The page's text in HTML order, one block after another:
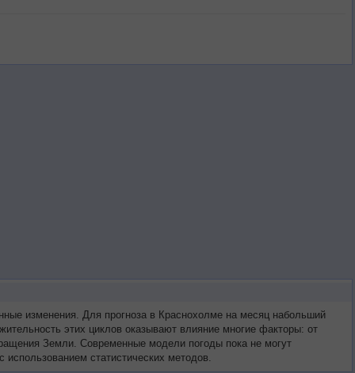
изменения. Для прогноза в Краснохолме на месяц набольший
этих циклов оказывают влияние многие факторы: от
Земли. Современные модели погоды пока не могут
статистических методов.